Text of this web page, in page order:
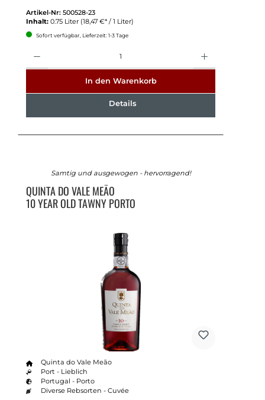
Artikel-Nr: 500528-23
Inhalt: 0.75 Liter (18,47 €* / 1 Liter)
Sofort verfügbar, Lieferzeit: 1-3 Tage
In den Warenkorb
Details
Samtig und ausgewogen - hervorragend!
QUINTA DO VALE MEÃO
10 YEAR OLD TAWNY PORTO
Quinta do Vale Meão
Port - Lieblich
Portugal - Porto
Diverse Rebsorten - Cuvée